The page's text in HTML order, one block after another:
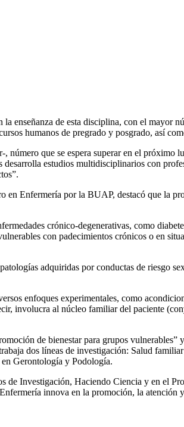
enseñanza de esta disciplina, con el mayor
humanos de pregrado y posgrado, así
número que se espera superar en el
estudios multidisciplinarios con
en Enfermería por la BUAP, destacó que la
crónico-degenerativas, como
con padecimientos crónicos o en
adquiridas por conductas de riesgo
enfoques experimentales, como
involucra al núcleo familiar del paciente
de bienestar para grupos vulnerables”
dos líneas de investigación: Salud
Gerontología y Podología.
de Investigación, Haciendo Ciencia y en el
innova en la promoción, la atención